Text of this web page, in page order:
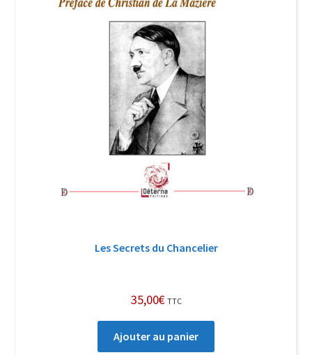
Les Secrets du Chancelier
35,00€ TTC
Ajouter au panier